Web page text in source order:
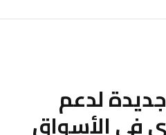
لدعم
في الأسواق